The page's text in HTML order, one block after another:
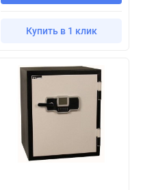
Купить в 1 клик